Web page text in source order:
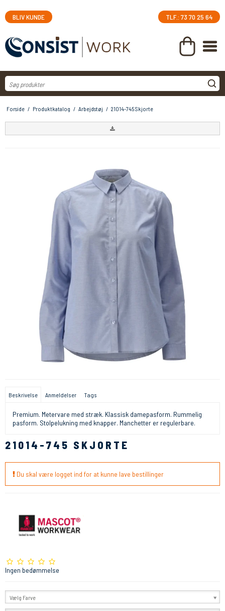
BLIV KUNDE TLF.: 73 70 25 64
Forside / Produktkatalog / Arbejdstøj / 21014-745 Skjorte
Beskrivelse Anmeldelser Tags
Premium. Metervare med stræk. Klassisk damepasform. Rummelig
pasform. Stolpelukning med knapper. Manchetter er regulerbare.
21014-745 SKJORTE
Du skal være logget ind for at kunne lave bestillinger
Ingen bedømmelse
Vælg Farve